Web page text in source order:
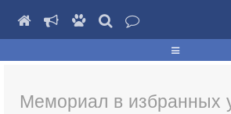
Мемориал в избранных